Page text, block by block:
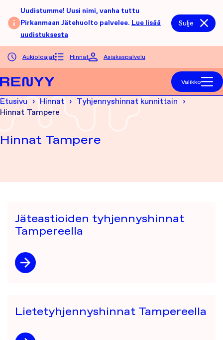
Siirry sisältöön
Uudistumme! Uusi nimi, vanha tuttu
Pirkanmaan Jätehuolto palvelee. Lue lisää
uudistuksesta
Sulje
Aukioloajat Hinnat Asiakaspalvelu
Valikko
Etusivu Hinnat
Tyhjennyshinnat kunnittain
Hinnat Tampere
Hinnat Tampere
Jäteastioiden tyhjennyshinnat
Tampereella
Lietetyhjennyshinnat Tampereella